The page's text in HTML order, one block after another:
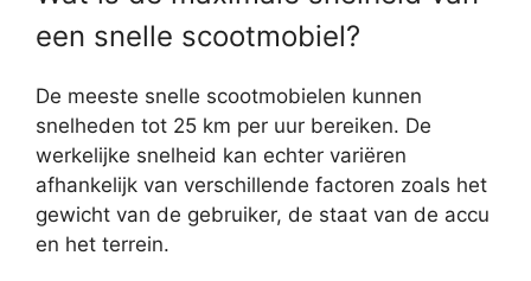
een snelle scootmobiel?
De meeste snelle scootmobielen kunnen
snelheden tot 25 km per uur bereiken. De
werkelijke snelheid kan echter variëren
afhankelijk van verschillende factoren zoals het
gewicht van de gebruiker, de staat van de accu
en het terrein.